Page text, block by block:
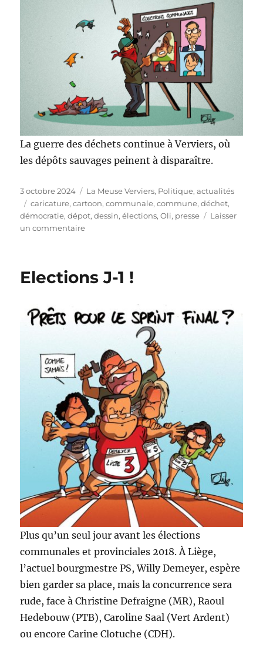
La guerre des déchets continue à Verviers, où
les dépôts sauvages peinent à disparaître.
Publié
le
3 octobre 2024 Catégories
La Meuse Verviers, Politique, actualités
Étiquettes
caricature,cartoon,communale,commune,déchet,
démocratie,dépot,dessin,élections,Oli, presse
Laisser
un commentairesur
sauvages
Elections J-1 !
Plus qu’un seul jour avant les élections
communales et provinciales 2018. À Liège,
l’actuel bourgmestre PS, Willy Demeyer, espère
bien garder sa place, mais la concurrence sera
rude, face à Christine Defraigne (MR), Raoul
Hedebouw (PTB), Caroline Saal (Vert Ardent)
ou encore Carine Clotuche (CDH).